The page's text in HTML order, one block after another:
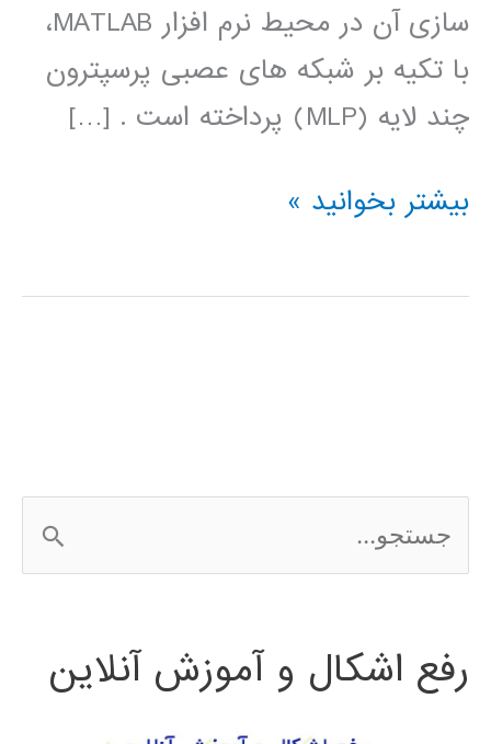
سازی آن در محیط نرم افزار MATLAB،
با تکیه بر شبکه های عصبی پرسپترون
چند لایه (MLP) پرداخته است . […]
آموزش
ابزار
مثال
بیشتر بخوانید »
س
ج
رفع اشکال و آموزش آنلاین